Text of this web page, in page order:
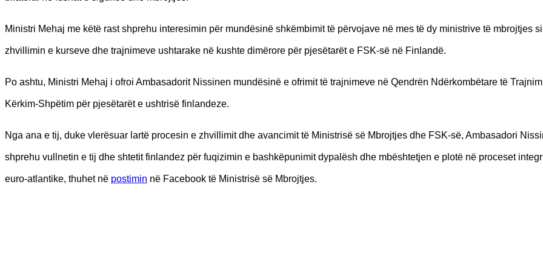
Ministri Mehaj me këtë rast shprehu interesimin për mundësinë shkëmbimit të përvojave në mes të dy ministrive të mbrojtjes
zhvillimin e kurseve dhe trajnimeve ushtarake në kushte dimërore për pjesëtarët e FSK-së në Finlandë.
Po ashtu, Ministri Mehaj i ofroi Ambasadorit Nissinen mundësinë e ofrimit të trajnimeve në Qendrën Ndërkombëtare të
Kërkim-Shpëtim për pjesëtarët e ushtrisë finlandeze.
Nga ana e tij, duke vlerësuar lartë procesin e zhvillimit dhe avancimit të Ministrisë së Mbrojtjes dhe FSK-së, Ambasadori
shprehu vullnetin e tij dhe shtetit finlandez për fuqizimin e bashkëpunimit dypalësh dhe mbështetjen e plotë në proceset
euro-atlantike, thuhet në postimin në Facebook të Ministrisë së Mbrojtjes.